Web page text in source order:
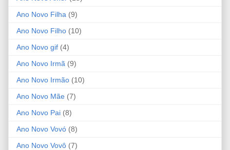
Ano Novo Filha (9)
Ano Novo Filho (10)
Ano Novo gif (4)
Ano Novo Irmã (9)
Ano Novo Irmão (10)
Ano Novo Mãe (7)
Ano Novo Pai (8)
Ano Novo Vovó (8)
Ano Novo Vovô (7)